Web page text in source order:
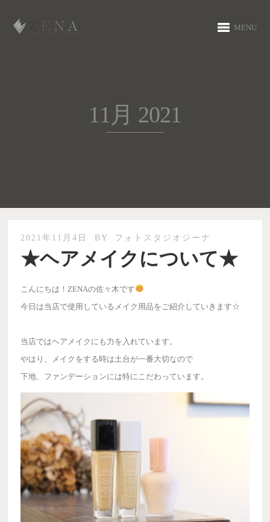
MENU
11月 2021
2021年11月4日 BY フォトスタジオジーナ
★ヘアメイクについて★
こんにちは！ZENAの佐々木です
今日は当店で使用しているメイク用品をご紹介していきます☆
当店ではヘアメイクにも力を入れています。
やはり、メイクをする時は土台が一番大切なので
下地、ファンデーションには特にこだわっています。